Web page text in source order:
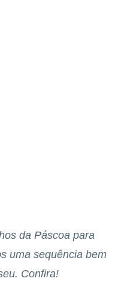
da Páscoa para
uma sequência bem
Confira!